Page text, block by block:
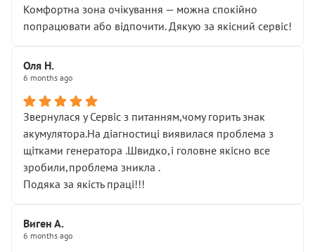
Комфортна зона очікування — можна спокійно
попрацювати або відпочити. Дякую за якісний сервіс!
Оля Н.
6 months ago
Звернулася у Сервіс з питанням,чому горить знак
акумулятора.На діагностиці виявилася проблема з
щітками генератора .Швидко,і головне якісно все
зробили,проблема зникла .
Подяка за якість праці!!!
Виген А.
6 months ago